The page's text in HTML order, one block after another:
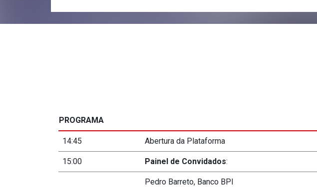
PROGRAMA
14:45 Abertura da Plataforma
15:00 Painel de Convidados:
Pedro Barreto, Banco BPI